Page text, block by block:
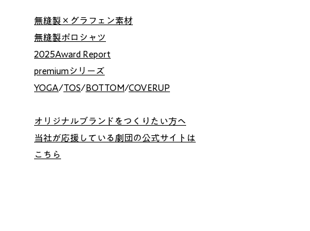
無縫製×グラフェン素材
無縫製ポロシャツ
2025Award Report
premiumシリーズ
YOGA/TOS/ BOTTOM /COVERUP
オリジナルブランドをつくりたい方へ
当社が応援している劇団の公式サイトは
こちら